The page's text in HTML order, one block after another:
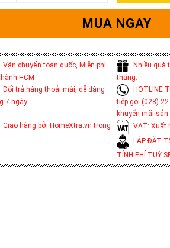
MUA NGAY
Vận chuyển toàn quốc, Miễn phí
HCM
Nhiều quà
tháng.
Đổi trả hàng thoải mái, dễ dàng
7 ngày
HOTLINE
tiếp gọi
khuyến mãi sản
Giao hàng bởi HomeXtra.vn trong
VAT: Xuất
LẮP ĐẶT
TÍNH PHÍ TUỲ